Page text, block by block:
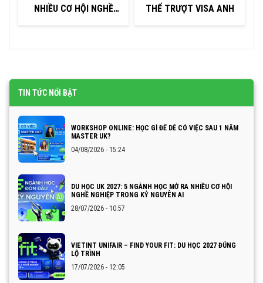
NHIỀU CƠ HỘI NGHỀ
THỂ TRƯỢT VISA ANH
TIN TỨC NỔI BẬT
WORKSHOP ONLINE: HỌC GÌ ĐỂ DỄ CÓ VIỆC SAU 1 NĂM
MASTER UK?
04/08/2026 - 15:24
DU HỌC UK 2027: 5 NGÀNH HỌC MỞ RA NHIỀU CƠ HỘI
NGHỀ NGHIỆP TRONG KỶ NGUYÊN AI
28/07/2026 - 10:57
VIETINT UNIFAIR – FIND YOUR FIT: DU HỌC 2027 ĐÚNG
LỘ TRÌNH
17/07/2026 - 12:05